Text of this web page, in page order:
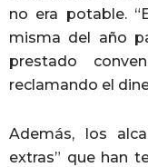
no era potable.
misma del año
prestado
reclamando el
Además, los
extras” que han